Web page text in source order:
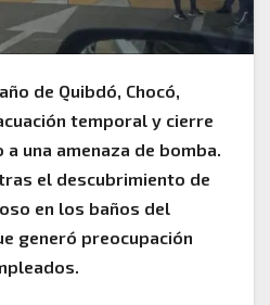
de Quibdó, Chocó,
temporal y cierre
una amenaza de bomba.
el descubrimiento de
en los baños del
generó preocupación